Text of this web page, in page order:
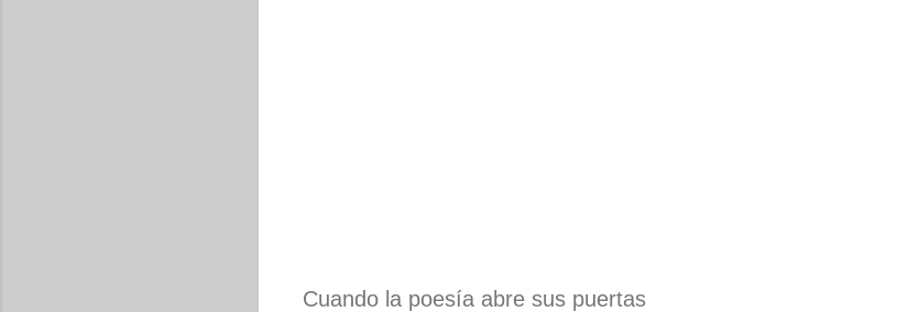
Cuando la poesía abre sus puertas